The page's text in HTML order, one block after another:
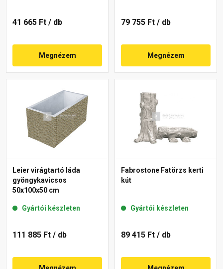
41 665 Ft / db
Megnézem
79 755 Ft / db
Megnézem
Leier virágtartó láda
gyöngykavicsos
50x100x50 cm
Gyártói készleten
111 885 Ft / db
Fabrostone Fatörzs kerti
kút
Gyártói készleten
89 415 Ft / db